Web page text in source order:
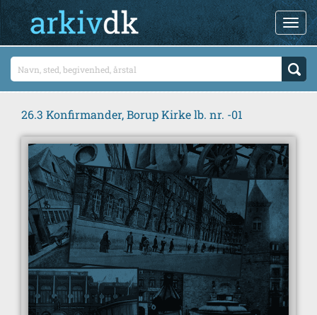
26.3 Konfirmander, Borup Kirke lb. nr. -01